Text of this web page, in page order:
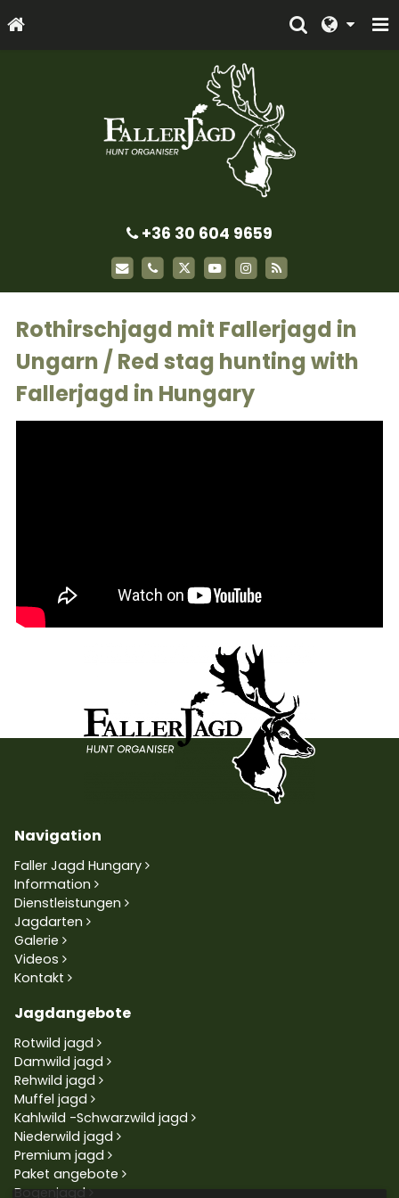
+36 30 604 9659
Rothirschjagd mit Fallerjagd in
Ungarn / Red stag hunting with
Fallerjagd in Hungary
Navigation
Faller Jagd Hungary
Information
Dienstleistungen
Jagdarten
Galerie
Videos
Kontakt
Jagdangebote
Rotwild jagd
Damwild jagd
Rehwild jagd
Muffel jagd
Kahlwild -Schwarzwild jagd
Niederwild jagd
Premium jagd
Paket angebote
Bogenjagd